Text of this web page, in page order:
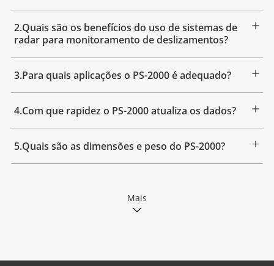
2.Quais são os benefícios do uso de sistemas de
radar para monitoramento de deslizamentos?
3.Para quais aplicações o PS-2000 é adequado?
4.Com que rapidez o PS-2000 atualiza os dados?
5.Quais são as dimensões e peso do PS-2000?
Mais